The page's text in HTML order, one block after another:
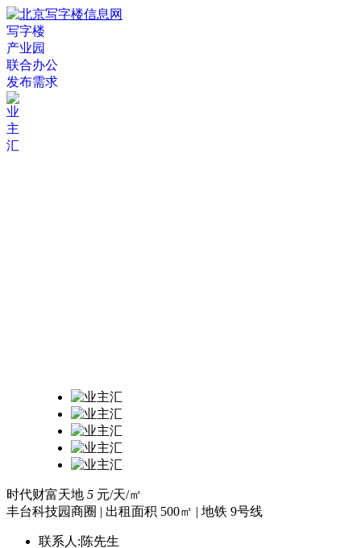
写字楼
产业园
联合办公
发布需求
时代财富天地 5 元/天/㎡
丰台科技园商圈 | 出租面积 500㎡ | 地铁 9号线
联系人:陈先生